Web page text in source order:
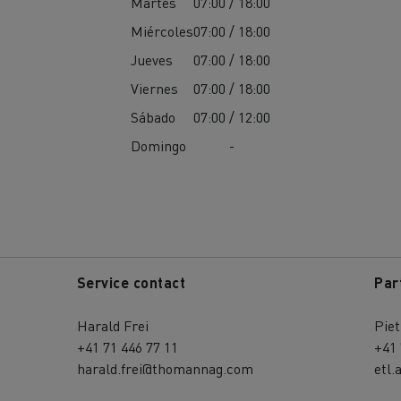
Miércoles07:00 / 18:00
Jueves
07:00 / 18:00
Viernes
07:00 / 18:00
Sábado
07:00 / 12:00
Domingo
-
Service contact
Harald Frei
+41 71 446 77 11
harald.frei@thomannag.com
+41